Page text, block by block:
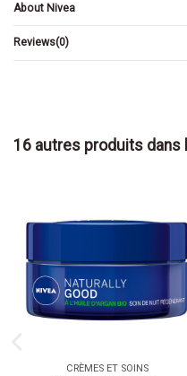
About Nivea
Reviews(0)
16 autres produits dans
CRÈMES ET SOINS